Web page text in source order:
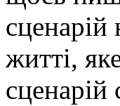
житті,
сценарій